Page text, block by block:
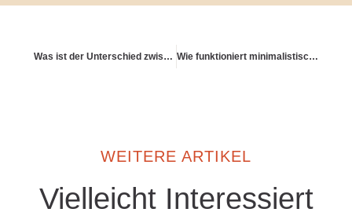
Was ist der Unterschied zwischen Reichtum und Überfluss? Wie funktioniert minimalistisches Investieren?
WEITERE ARTIKEL
Vielleicht Interessiert